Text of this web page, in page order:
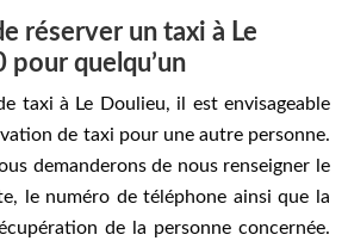
réserver un taxi à Le
pour quelqu’un
taxi à Le Doulieu, il est envisageable
de taxi pour une autre personne.
demanderons de nous renseigner le
le numéro de téléphone ainsi que la
de la personne concernée.